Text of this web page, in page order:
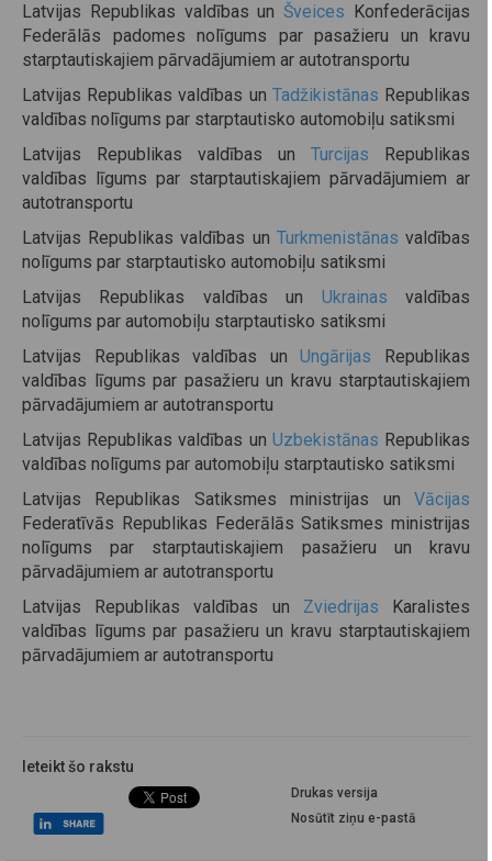
Latvijas Republikas valdības unŠveices Konfederācijas
Federālās padomes nolīgums par pasažieru un kravu
starptautiskajiem pārvadājumiem ar autotransportu
Latvijas Republikas valdības un Tadžikistānas Republikas
valdības nolīgums par starptautisko automobiļu satiksmi
Latvijas Republikas valdības un Turcijas Republikas
valdības līgums par starptautiskajiem pārvadājumiem ar
autotransportu
Latvijas Republikas valdības un Turkmenistānas valdības
nolīgums par starptautisko automobiļu satiksmi
Latvijas Republikas valdības un Ukrainas valdības
nolīgums par automobiļu starptautisko satiksmi
Latvijas Republikas valdības unUngārijas Republikas
valdības līgums par pasažieru un kravu starptautiskajiem
pārvadājumiem ar autotransportu
Latvijas Republikas valdības un Uzbekistānas Republikas
valdības nolīgums par automobiļu starptautisko satiksmi
Latvijas Republikas Satiksmes ministrijas un Vācijas
Federatīvās Republikas Federālās Satiksmes ministrijas
nolīgums par starptautiskajiem pasažieru un kravu
pārvadājumiem ar autotransportu
Latvijas Republikas valdības un Zviedrijas Karalistes
valdības līgums par pasažieru un kravu starptautiskajiem
pārvadājumiem ar autotransportu
Ieteikt šo rakstu
Drukas versija
Nosūtīt ziņu e-pastā